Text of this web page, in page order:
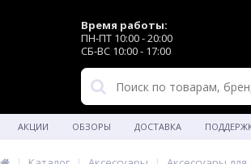
Время работы:
ПН-ПТ 10:00 - 20:00
СБ-ВС 10:00 - 17:00
АКЦИИ ОБЗОРЫ ДОСТАВКА